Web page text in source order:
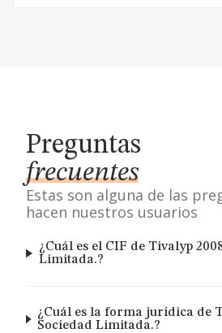
Preguntas
frecuentes
Estas son alguna de las
hacen nuestros usuarios
¿Cuál es el CIF de Tivalyp
Limitada.?
¿Cuál es la forma jurídica de
Sociedad Limitada.?